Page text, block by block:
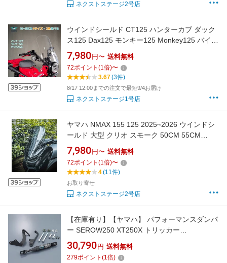
ネクストステージ2号店
ウインドシールド CT125 ハンターカブ ダック
ス125 Dax125 モンキー125 Monkey125 バイク
スクリーン オートバイ用 風防 バイクフロント
ガラス オートバイ風ディフレクター 風防ウイ
ンドスクリーン 【取り寄せ】
7,980 円〜 送料無料
72ポイント (1倍)〜
3.67(3件)
8/17 12:00までの注文で最短9/4お届け
ネクストステージ1号店
ヤマハ NMAX 155 125 2025~2026 ウインドシ
ールド 大型 クリオ スモーク 50CM 55CM
60CM ウインドスクリーン 風防 バイク 汎用 カ
ウル 金具ビス付き イエロー 透明 クリア 取寄せ
7,980 円〜 送料無料
72ポイント (1倍)〜
4(11件)
お取り寄せ
ネクストステージ2号店
【在庫有り】【ヤマハ】 パフォーマンスダンパ
ー SEROW250 XT250X トリッカー
B7C211H00100 B7C-211H0-01 B7N-211H0-00
B7N211H000
30,790 円 送料無料
279ポイント (1倍)